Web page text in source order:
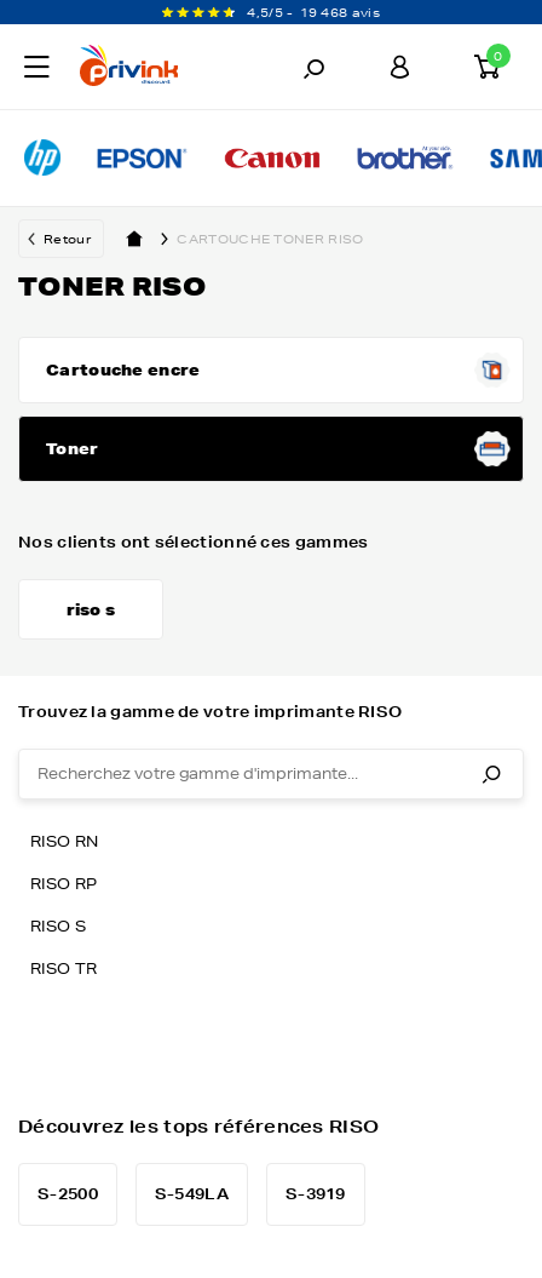
4,5/5 - 19 468 avis
0
Retour CARTOUCHE TONER RISO
TONER RISO
Cartouche encre
Toner
Nos clients ont sélectionné ces gammes
riso s
Trouvez la gamme de votre imprimante RISO
RISO RN
RISO RP
RISO S
RISO TR
Découvrez les tops références RISO
S-2500 S-549LA S-3919